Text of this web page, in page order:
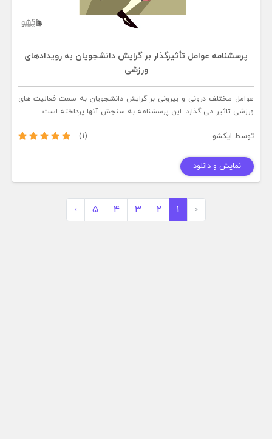
پرسشنامه عوامل تأثیرگذار بر گرايش دانشجویان به رويدادهای
ورزشی
عوامل مختلف درونی و بیرونی بر گرایش دانشجویان به سمت فعالیت های
ورزشی تاثیر می گذارد. این پرسشنامه به سنجش آنها پرداخته است.
توسط ایکشو (1)
نمایش و دانلود
‹
1
2
3
4
5
›